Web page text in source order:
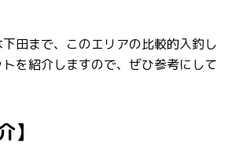
田まで、このエリアの比較的入釣し
を紹介しますので、ぜひ参考にして
】